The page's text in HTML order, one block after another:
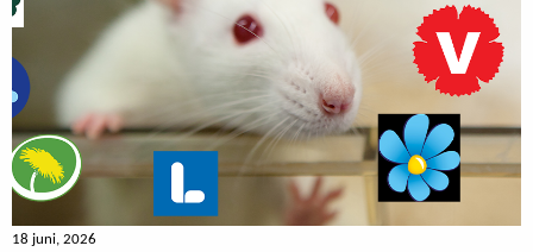
18 juni, 2026